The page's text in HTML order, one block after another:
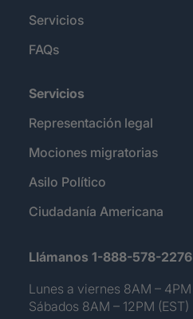
Servicios
FAQs
Servicios
Representación legal
Mociones migratorias
Asilo Político
Ciudadanía Americana
Llámanos 1-888-578-2276
Lunes a viernes 8AM – 4PM
Sábados 8AM – 12PM (EST)